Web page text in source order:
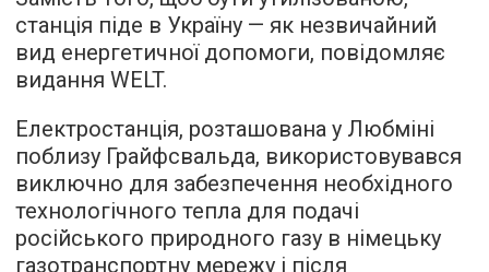
станція піде в Україну — як незвичайний
вид енергетичної допомоги, повідомляє
видання WELT.
Електростанція, розташована у Любміні
поблизу Грайфсвальда, використовувався
виключно для забезпечення необхідного
технологічного тепла для подачі
російського природного газу в німецьку
газотранспортну мережу і після